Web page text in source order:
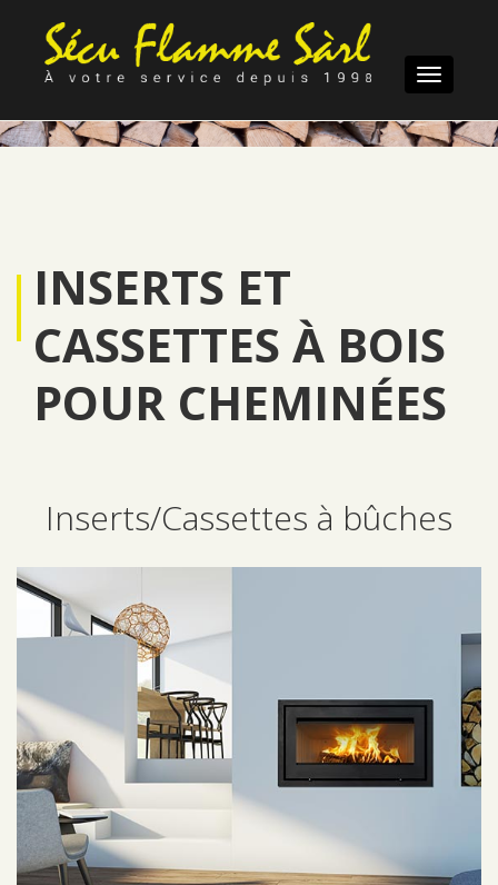
Toggle
INSERTS ET
CASSETTES À BOIS
POUR CHEMINÉES
Inserts/Cassettes à bûches